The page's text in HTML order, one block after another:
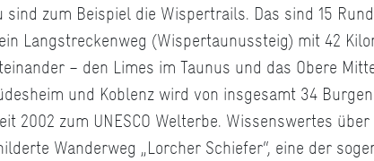
sind zum Beispiel die Wispertrails. Das sind 15
Langstreckenweg (Wispertaunussteig) mit 42
– den Limes im Taunus und das Obere
und Koblenz wird von insgesamt 34
2002 zum UNESCO Welterbe. Wissenswertes
Wanderweg „Lorcher Schiefer“, eine der